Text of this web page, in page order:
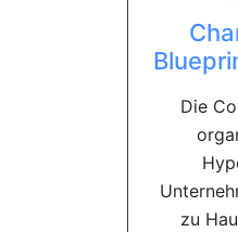
Die
zu